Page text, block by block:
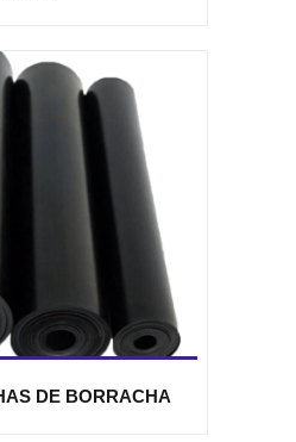
DE BORRACHA